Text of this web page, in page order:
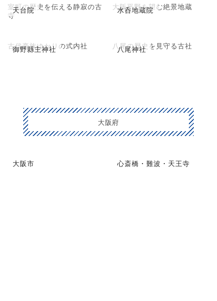
天台院
室町の歴史を伝える静寂の古
寺
水呑地蔵院
大阪平野を望む絶景地蔵
御野縣主神社
古代豪族ゆかりの式内社 八尾神社
八尾の歴史を見守る古社
大阪府
大阪市 心斎橋・難波・天王寺